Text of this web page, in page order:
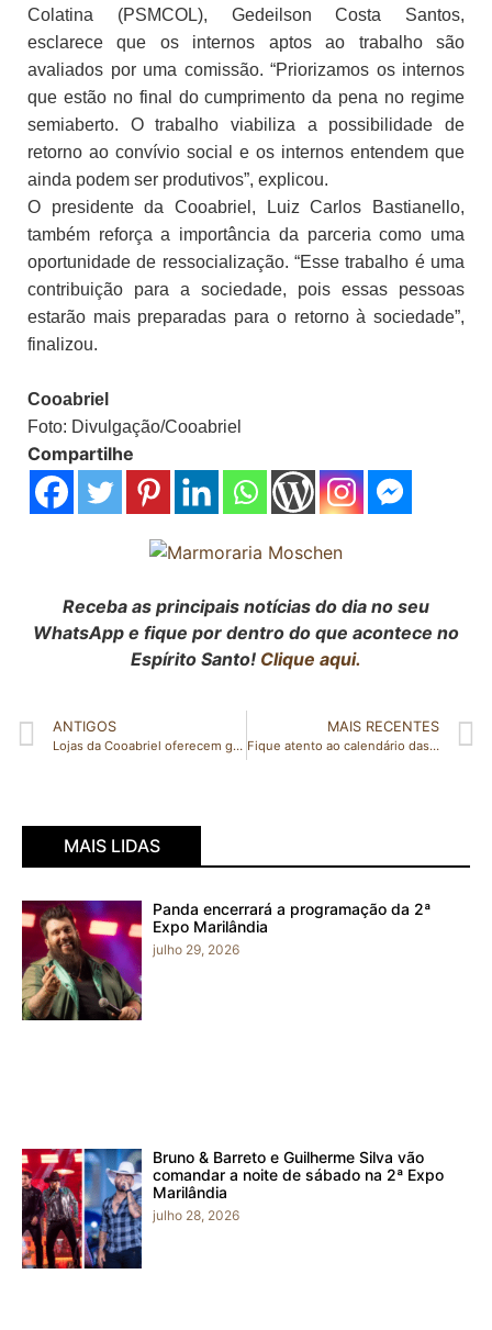
Colatina (PSMCOL), Gedeilson Costa Santos,
esclarece que os internos aptos ao trabalho são
avaliados por uma comissão. “Priorizamos os internos
que estão no final do cumprimento da pena no regime
semiaberto. O trabalho viabiliza a possibilidade de
retorno ao convívio social e os internos entendem que
ainda podem ser produtivos”, explicou.
O presidente da Cooabriel, Luiz Carlos Bastianello,
também reforça a importância da parceria como uma
oportunidade de ressocialização. “Esse trabalho é uma
contribuição para a sociedade, pois essas pessoas
estarão mais preparadas para o retorno à sociedade”,
finalizou.
Cooabriel
Foto: Divulgação/Cooabriel
Compartilhe
Receba as principais notícias do dia no seu
WhatsApp e fique por dentro do que acontece no
Espírito Santo! Clique aqui.
ANTIGOS
Lojas da Cooabriel oferecem grandes ofertas na maior promoção do ano
MAIS RECENTES
Fique atento ao calendário das faixas etárias da sua cidade e vacine-se contra a COVID-19
MAIS LIDAS
Panda encerrará a programação da 2ª
Expo Marilândia
julho 29, 2026
Bruno & Barreto e Guilherme Silva vão
comandar a noite de sábado na 2ª Expo
Marilândia
julho 28, 2026